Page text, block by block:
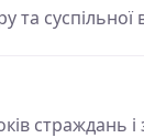
та суспільної